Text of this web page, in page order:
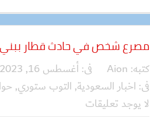
مصرع شخص في حادث قطار
كتبه: Aion فى:أغسطس 16, 2023
فى: اخبار السعودية, التوب ستوري,
لا يوجد تعليقات